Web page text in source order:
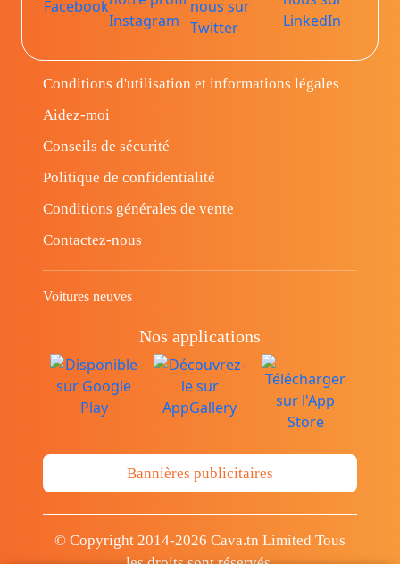
Conditions d'utilisation et informations légales
Aidez-moi
Conseils de sécurité
Politique de confidentialité
Conditions générales de vente
Contactez-nous
Voitures neuves
Nos applications
Bannières publicitaires
© Copyright 2014-2026 Cava.tn Limited Tous